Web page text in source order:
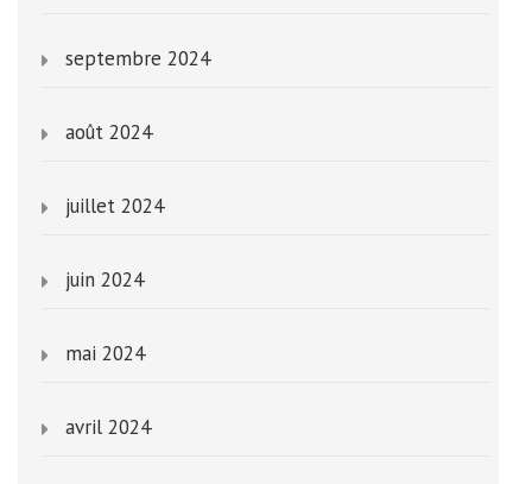
septembre 2024
août 2024
juillet 2024
juin 2024
mai 2024
avril 2024